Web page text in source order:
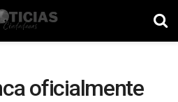
oficialmente